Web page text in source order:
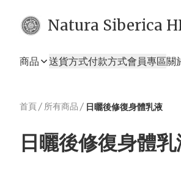
Natura Siberica
商品 送貨方式付款方式會員專區關
首頁/ 所有商品 / 日曬後修復身體乳液
日曬後修復身體